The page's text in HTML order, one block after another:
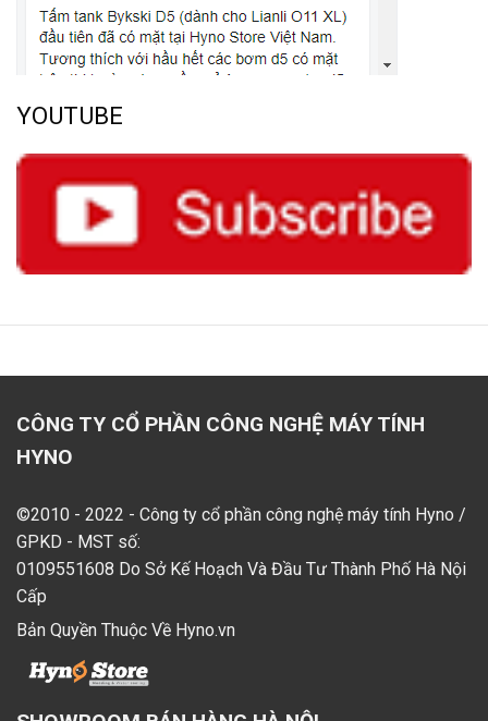
YOUTUBE
CÔNG TY CỔ PHẦN CÔNG NGHỆ MÁY TÍNH
HYNO
©2010 - 2022 - Công ty cổ phần công nghệ máy tính Hyno /
GPKD - MST số:
0109551608 Do Sở Kế Hoạch Và Đầu Tư Thành Phố Hà Nội
Cấp
Bản Quyền Thuộc Về Hyno.vn